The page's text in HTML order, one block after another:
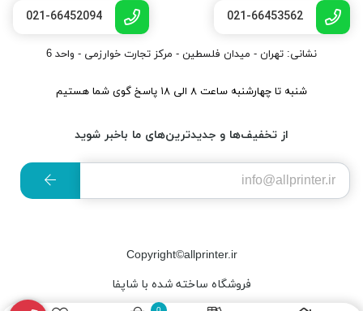
021-66453562
021-66452094
نشانی: تهران - میدان فلسطین - مرکز تجارت خوارزمی - واحد 6
شنبه تا چهارشنبه ساعت ۸ الی ۱۸ پاسخ گوی شما هستیم
از تخفیف‌ها و جدیدترین‌های ما باخبر شوید
Copyright©allprinter.ir
فروشگاه ساخته شده با شاپفا